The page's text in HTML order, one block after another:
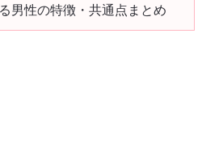
男性の特徴・共通点まとめ